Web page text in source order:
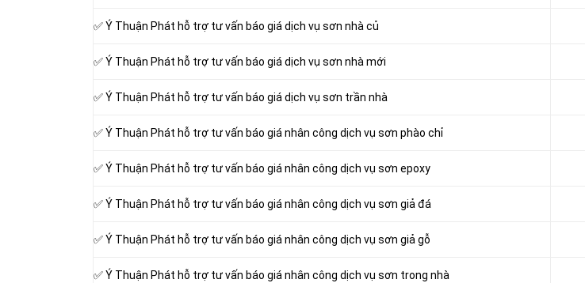
✅ Ý Thuận Phát hỗ trợ tư vấn báo giá dịch vụ sơn nhà củ
✅ Ý Thuận Phát hỗ trợ tư vấn báo giá dịch vụ sơn nhà mới
✅ Ý Thuận Phát hỗ trợ tư vấn báo giá dịch vụ sơn trần nhà
✅ Ý Thuận Phát hỗ trợ tư vấn báo giá nhân công dịch vụ sơn phào chỉ
✅ Ý Thuận Phát hỗ trợ tư vấn báo giá nhân công dịch vụ sơn epoxy
✅ Ý Thuận Phát hỗ trợ tư vấn báo giá nhân công dịch vụ sơn giả đá
✅ Ý Thuận Phát hỗ trợ tư vấn báo giá nhân công dịch vụ sơn giả gỗ
✅ Ý Thuận Phát hỗ trợ tư vấn báo giá nhân công dịch vụ sơn trong nhà